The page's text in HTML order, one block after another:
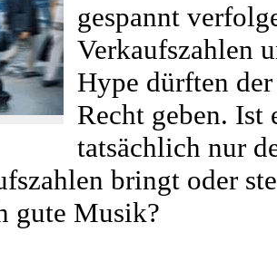
gespannt
Verkaufszahlen
Hype dürften
Recht geben. Ist
tatsächlich nur
bringt oder
gute Musik?